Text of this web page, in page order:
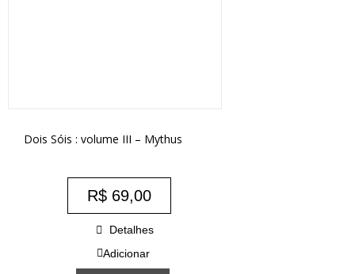
Dois Sóis : volume III – Mythus
R$69,00
Detalhes
Adicionar